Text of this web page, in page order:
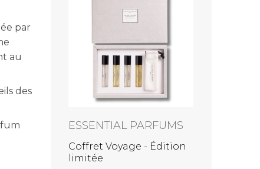
par
au
des
Néroli Botanica - Eau de
à partir de24,00